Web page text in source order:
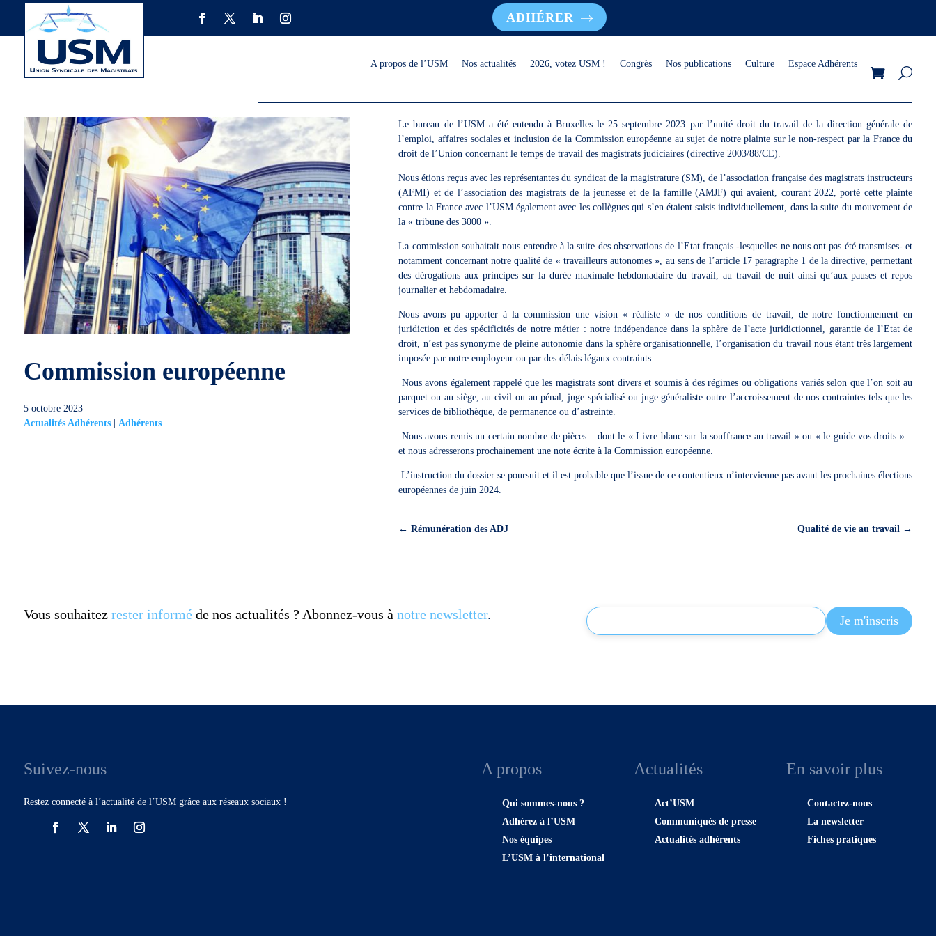
ADHÉRER
A propos de l’USM Nos actualités 2026, votez USM ! Congrès Nos publications Culture Espace Adhérents
Commission européenne
5 octobre 2023
Actualités Adhérents| Adhérents
Le bureau de l’USM a été entendu à Bruxelles le 25 septembre 2023 par l’unité droit du travail de la direction générale de
l’emploi, affaires sociales et inclusion de la Commission européenne au sujet de notre plainte sur le non-respect par la France du
droit de l’Union concernant le temps de travail des magistrats judiciaires (directive 2003/88/CE).
Nous étions reçus avec les représentantes du syndicat de la magistrature (SM), de l’association française des magistrats instructeurs
(AFMI) et de l’association des magistrats de la jeunesse et de la famille (AMJF) qui avaient, courant 2022, porté cette plainte
contre la France avec l’USM également avec les collègues qui s’en étaient saisis individuellement, dans la suite du mouvement de
la « tribune des 3000 ».
La commission souhaitait nous entendre à la suite des observations de l’Etat français -lesquelles ne nous ont pas été transmises- et
notamment concernant notre qualité de « travailleurs autonomes », au sens de l’article 17 paragraphe 1 de la directive, permettant
des dérogations aux principes sur la durée maximale hebdomadaire du travail, au travail de nuit ainsi qu’aux pauses et repos
journalier et hebdomadaire.
Nous avons pu apporter à la commission une vision « réaliste » de nos conditions de travail, de notre fonctionnement en
juridiction et des spécificités de notre métier : notre indépendance dans la sphère de l’acte juridictionnel, garantie de l’Etat de
droit, n’est pas synonyme de pleine autonomie dans la sphère organisationnelle, l’organisation du travail nous étant très largement
imposée par notre employeur ou par des délais légaux contraints.
Nous avons également rappelé que les magistrats sont divers et soumis à des régimes ou obligations variés selon que l’on soit au
parquet ou au siège, au civil ou au pénal, juge spécialisé ou juge généraliste outre l’accroissement de nos contraintes tels que les
services de bibliothèque, de permanence ou d’astreinte.
Nous avons remis un certain nombre de pièces – dont le « Livre blanc sur la souffrance au travail » ou « le guide vos droits » –
et nous adresserons prochainement une note écrite à la Commission européenne.
L’instruction du dossier se poursuit et il est probable que l’issue de ce contentieux n’intervienne pas avant les prochaines élections
européennes de juin 2024.
←Rémunération des ADJ Qualité de vie au travail →
Vous souhaitez rester informéde nos actualités ? Abonnez-vous à notre newsletter.
Suivez-nous
Restez connecté à l’actualité de l’USM grâce aux réseaux sociaux !
A propos
Qui sommes-nous ?
Adhérez à l’USM
Nos équipes
L’USM à l’international
Actualités
Act’USM
Communiqués de presse
Actualités adhérents
En savoir plus
Contactez-nous
La newsletter
Fiches pratiques